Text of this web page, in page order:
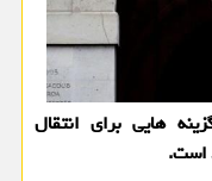
هایی برای انتقال
است.